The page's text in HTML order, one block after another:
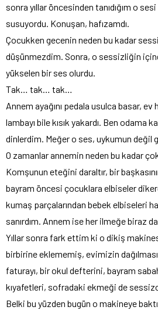
sonra yıllar öncesinden tanıdığım o
susuyordu. Konuşan, hafızamdı.
Çocukken gecenin neden bu kadar
düşünmezdim. Sonra, o sessizliğin
yükselen bir ses olurdu.
Tak… tak… tak…
Annem ayağını pedala usulca basar, ev
lambayı bile kısık yakardı. Ben odama
dinlerdim. Meğer o ses, uykumun değil
O zamanlar annemin neden bu kadar
Komşunun eteğini daraltır, bir
bayram öncesi çocuklara elbiseler
kumaş parçalarından bebek elbiseleri
sanırdım. Annem ise her ilmeğe biraz
Yıllar sonra fark ettim ki o dikiş
birbirine eklememiş, evimizin
faturayı, bir okul defterini, bayram
kıyafetleri, sofradaki ekmeği de
Belki bu yüzden bugün o makineye